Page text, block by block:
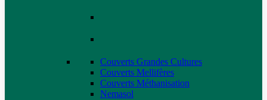
Couverts Grandes Cultures
Couverts Mellifères
Couverts Méthanisation
Nemasol